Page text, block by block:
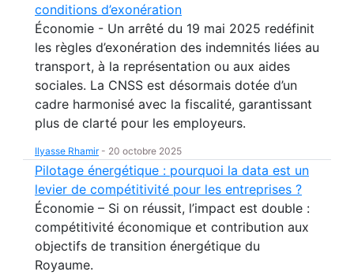
conditions d’exonération
Économie - Un arrêté du 19 mai 2025 redéfinit
les règles d’exonération des indemnités liées au
transport, à la représentation ou aux aides
sociales. La CNSS est désormais dotée d’un
cadre harmonisé avec la fiscalité, garantissant
plus de clarté pour les employeurs.
Ilyasse Rhamir- 20 octobre 2025
Pilotage énergétique : pourquoi la data est un
levier de compétitivité pour les entreprises ?
Économie – Si on réussit, l’impact est double :
compétitivité économique et contribution aux
objectifs de transition énergétique du
Royaume.